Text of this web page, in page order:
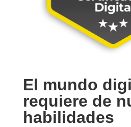
El mundo
requiere de
habilidades